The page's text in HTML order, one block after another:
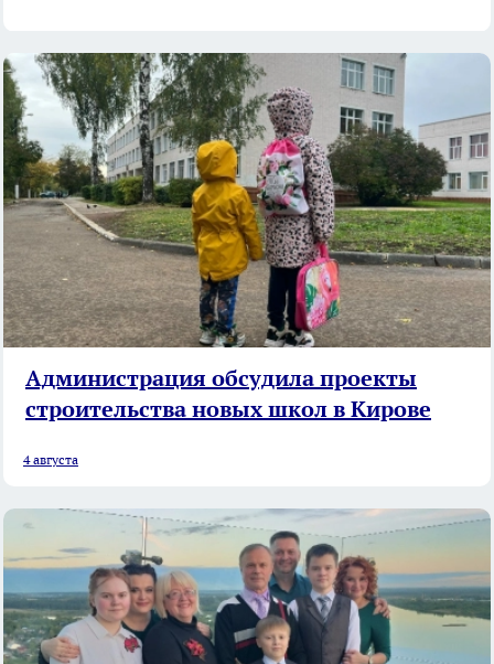
Администрация обсудила проекты
строительства новых школ в Кирове
4 августа